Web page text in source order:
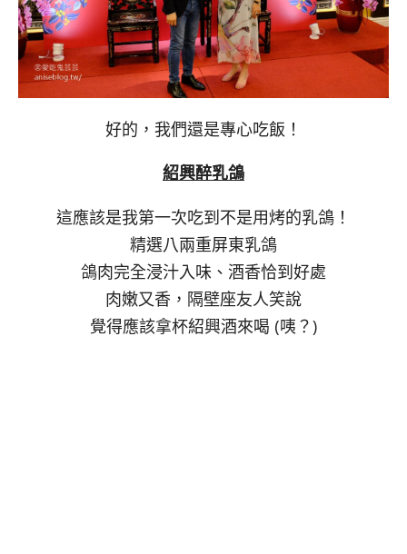
好的，我們還是專心吃飯！
紹興醉乳鴿
這應該是我第一次吃到不是用烤的乳鴿！
精選八兩重屏東乳鴿
鴿肉完全浸汁入味、酒香恰到好處
肉嫩又香，隔壁座友人笑說
覺得應該拿杯紹興酒來喝 (咦？)